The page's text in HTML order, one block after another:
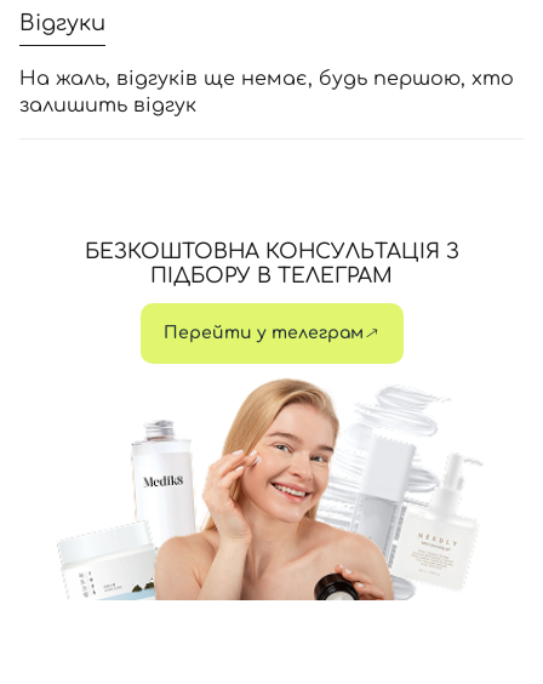
Відгуки
На жаль, відгуків ще немає, будь першою, хто
залишить відгук
БЕЗКОШТОВНА КОНСУЛЬТАЦІЯ З
ПІДБОРУ В ТЕЛЕГРАМ
Перейти у телеграм